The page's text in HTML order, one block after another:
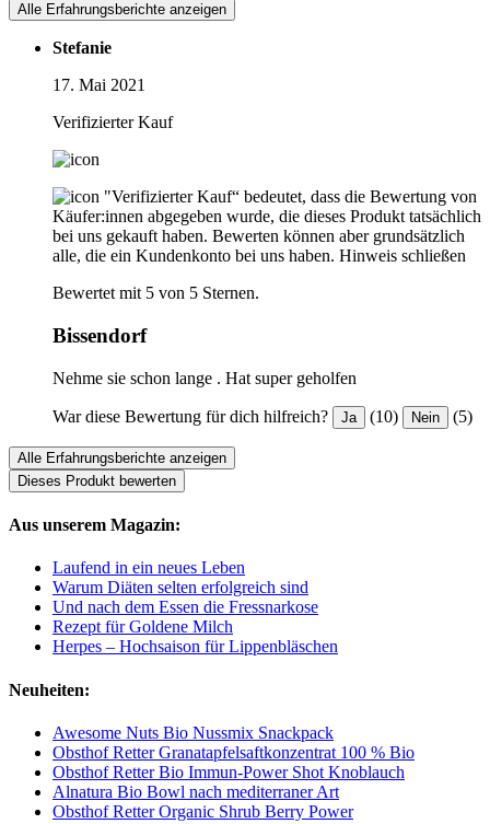
Alle Erfahrungsberichte anzeigen
Stefanie
17. Mai 2021
Verifizierter Kauf
"Verifizierter Kauf“ bedeutet, dass die Bewertung von
Käufer:innen abgegeben wurde, die dieses Produkt tatsächlich
bei uns gekauft haben. Bewerten können aber grundsätzlich
alle, die ein Kundenkonto bei uns haben. Hinweis schließen
Bewertet mit 5 von 5 Sternen.
Bissendorf
Nehme sie schon lange . Hat super geholfen
War diese Bewertung für dich hilfreich? Ja (10) Nein (5)
Alle Erfahrungsberichte anzeigen
Dieses Produkt bewerten
Aus unserem Magazin:
Laufend in ein neues Leben
Warum Diäten selten erfolgreich sind
Und nach dem Essen die Fressnarkose
Rezept für Goldene Milch
Herpes – Hochsaison für Lippenbläschen
Neuheiten:
Awesome Nuts Bio Nussmix Snackpack
Obsthof Retter Granatapfelsaftkonzentrat 100 % Bio
Obsthof Retter Bio Immun-Power Shot Knoblauch
Alnatura Bio Bowl nach mediterraner Art
Obsthof Retter Organic Shrub Berry Power